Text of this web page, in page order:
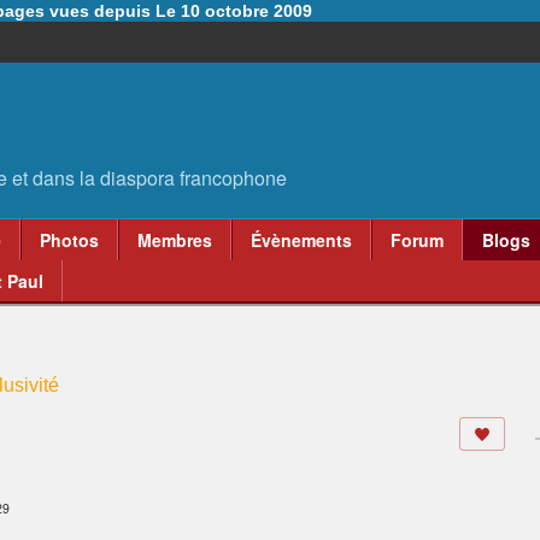
vues depuis Le 10 octobre 2009
Photos Membres Évènements Forum
Blogs
Paul